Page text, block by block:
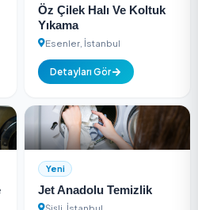
Yeni
Öz Çilek Halı Ve
Yıkama